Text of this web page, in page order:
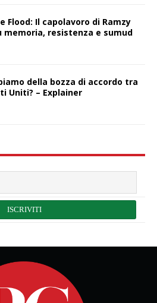
Flood: Il capolavoro di Ramzy
memoria, resistenza e sumud
della bozza di accordo tra
Uniti? – Explainer